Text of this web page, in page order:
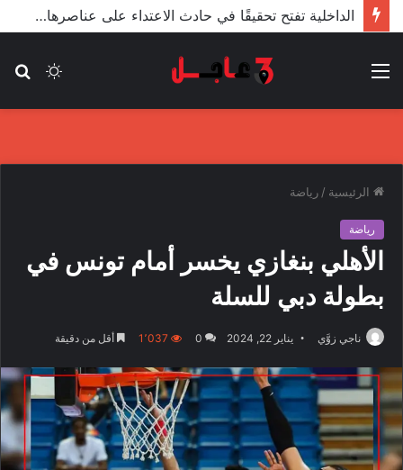
الأعور: اتفاقية ترسيم الحدود مع تركيا على طاولة النواب والاعتماد مرجّح
الوضع
القائمة
الرئيسية / رياضة
رياضة
الأهلي بنغازي يخسر أمام تونس في
بطولة دبي للسلة
ناجي زوَّي يناير 22, 2024 0 1٬037 أقل من دقيقة